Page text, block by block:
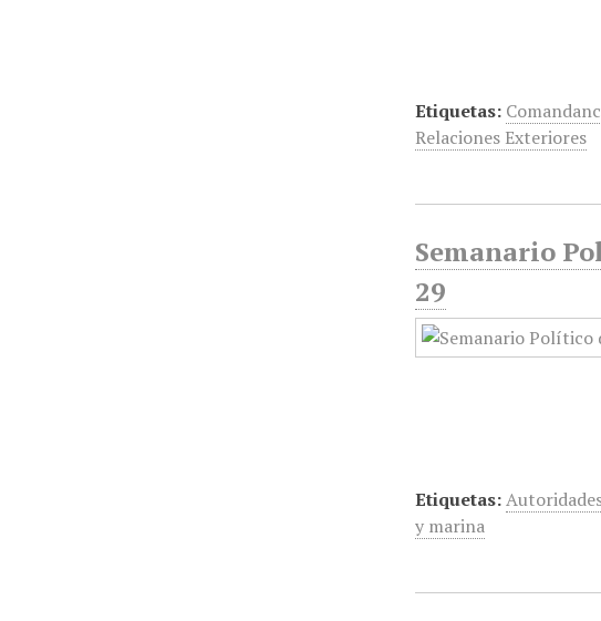
Etiquetas:
Relaciones Exteriores
Semanario
29
Etiquetas:
y marina